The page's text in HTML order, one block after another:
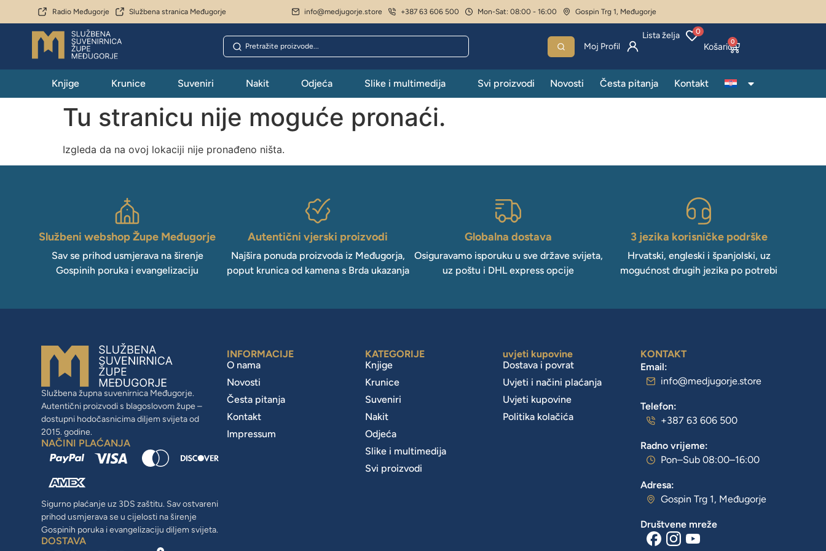
Radio Međugorje Službena stranica Međugorje info@medjugorje.store +387 63 606 500 Mon-Sat: 08:00 - 16:00 Gospin Trg 1, Međugorje
Lista želja 0
Moj Profil 0
Knjige Krunice Suveniri Nakit Odjeća Slike i multimedija Svi proizvodi Novosti Česta pitanja Kontakt
Tu stranicu nije moguće pronaći.
Izgleda da na ovoj lokaciji nije pronađeno ništa.
Službeni webshop Župe Međugorje
Sav se prihod usmjerava na širenje
Gospinih poruka i evangelizaciju
Autentični vjerski proizvodi
Najšira ponuda proizvoda iz Međugorja,
poput krunica od kamena s Brda ukazanja
Globalna dostava
Osiguravamo isporuku u sve države svijeta,
uz poštu i DHL express opcije
3 jezika korisničke podrške
Hrvatski, engleski i španjolski, uz
mogućnost drugih jezika po potrebi
Službena župna suvenirnica Međugorje.
Autentični proizvodi s blagoslovom župe –
dostupni hodočasnicima diljem svijeta od
2015. godine.
NAČINI PLAĆANJA
Sigurno plaćanje uz 3DS zaštitu. Sav ostvareni
prihod usmjerava se u cijelosti na širenje
Gospinih poruka i evangelizaciju diljem svijeta.
DOSTAVA
INFORMACIJE
O nama
Novosti
Česta pitanja
Kontakt
Impressum
KATEGORIJE
Knjige
Krunice
Suveniri
Nakit
Odjeća
Slike i multimedija
Svi proizvodi
uvjeti kupovine
Dostava i povrat
Uvjeti i načini plaćanja
Uvjeti kupovine
Politika kolačića
KONTAKT
Email:
info@medjugorje.store
Telefon:
+387 63 606 500
Radno vrijeme:
Pon–Sub 08:00–16:00
Adresa:
Gospin Trg 1, Međugorje
Društvene mreže